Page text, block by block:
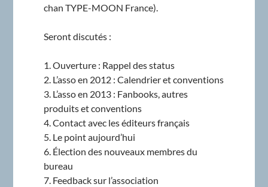
chan TYPE-MOON France).
Seront discutés :
1. Ouverture : Rappel des status
2. L’asso en 2012 : Calendrier et conventions
3. L’asso en 2013 : Fanbooks, autres
produits et conventions
4. Contact avec les éditeurs français
5. Le point aujourd’hui
6. Élection des nouveaux membres du
bureau
7. Feedback sur l’association